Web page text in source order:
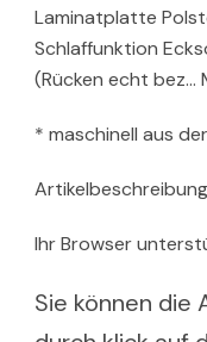
Laminatplatte
Schlaffunktion
(Rücken echt bez…
* maschinell aus
Ihr Browser
Sie können die